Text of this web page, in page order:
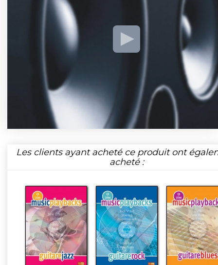
Les clients ayant acheté ce produit ont
acheté :